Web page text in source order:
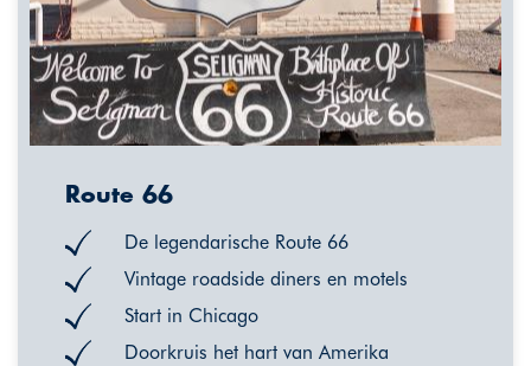
Route 66
De legendarische Route 66
Vintage roadside diners en motels
Start in Chicago
Doorkruis het hart van Amerika